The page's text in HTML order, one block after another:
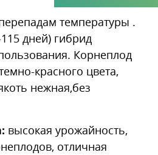
температуры .
дней) гибрид
Корнеплод
красного цвета,
нежная,без
высокая урожайность,
отличная